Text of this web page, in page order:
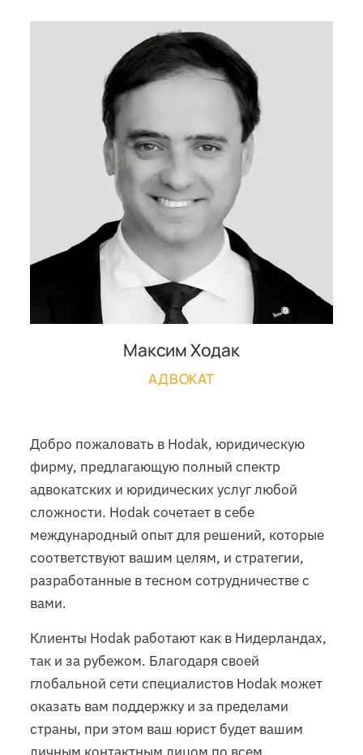
Максим Ходак
АДВОКАТ
Добро пожаловать в Hodak, юридическую
фирму, предлагающую полный спектр
адвокатских и юридических услуг любой
сложности. Hodak сочетает в себе
международный опыт для решений, которые
соответствуют вашим целям, и стратегии,
разработанные в тесном сотрудничестве с
вами.
Клиенты Hodak работают как в Нидерландах,
так и за рубежом. Благодаря своей
глобальной сети специалистов Hodak может
оказать вам поддержку и за пределами
страны, при этом ваш юрист будет вашим